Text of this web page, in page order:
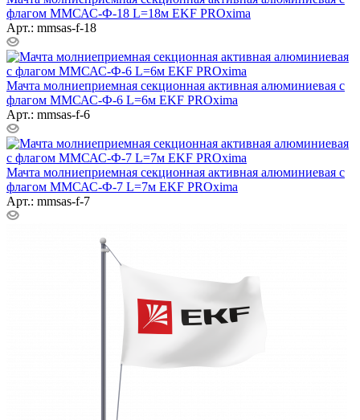
флагом ММСАС-Ф-18 L=18м EKF PROxima
Арт.: mmsas-f-18
Мачта молниеприемная секционная активная алюминиевая c
флагом ММСАС-Ф-6 L=6м EKF PROxima
Арт.: mmsas-f-6
Мачта молниеприемная секционная активная алюминиевая c
флагом ММСАС-Ф-7 L=7м EKF PROxima
Арт.: mmsas-f-7